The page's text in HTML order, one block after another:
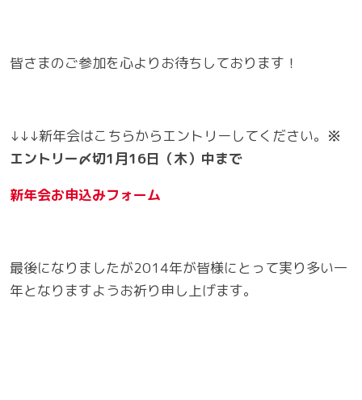
皆さまのご参加を心よりお待ちしております！
↓↓↓新年会はこちらからエントリーしてください。 ※
エントリー〆切1月16日（木）中まで
新年会お申込みフォーム
最後になりましたが2014年が皆様にとって実り多い一
年となりますようお祈り申し上げます。